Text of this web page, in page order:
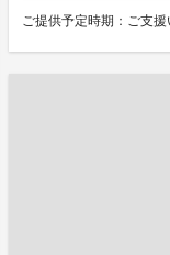
ご提供予定時期：ご支